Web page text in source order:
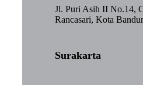
Jl. Puri Asih II No.14,
Rancasari, Kota
Surakarta